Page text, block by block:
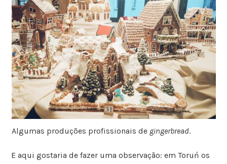
Algumas produções profissionais de gingerbread.
E aqui gostaria de fazer uma observação: em Toruń os